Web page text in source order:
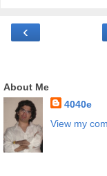
‹
About Me
4040e
View my